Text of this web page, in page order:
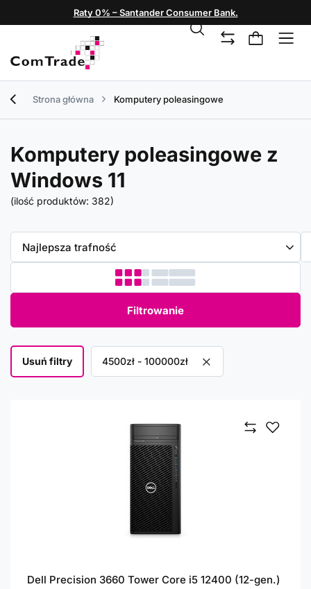
Raty 0% – Santander Consumer Bank.
Strona główna Komputery poleasingowe
Komputery poleasingowe z
Windows 11
(ilość produktów: 382)
Zmień sortowanie
Najlepsza trafność
Filtrowanie
Usuń filtry Usuń filtr
4500zł - 100000zł
Dell Precision 3660 Tower Core i5 12400 (12-gen.)